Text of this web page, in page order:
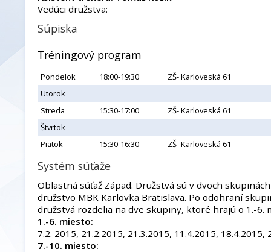
Vedúci družstva:
Súpiska
Tréningový program
Pondelok 18:00-19:30
ZŠ- Karloveská 61
Utorok
Streda
15:30-17:00
ZŠ- Karloveská 61
Štvrtok
Piatok
15:30-16:30 ZŠ- Karloveská 61
Systém súťaže
Oblastná súťaž Západ. Družstvá sú v dvoch
družstvo MBK Karlovka Bratislava. Po odohraní
družstvá rozdelia na dve skupiny, ktoré hrajú o 1.-6.
1.-6. miesto:
7.2. 2015, 21.2.2015, 21.3.2015, 11.4.2015, 18.4.2015,
7.-10. miesto: